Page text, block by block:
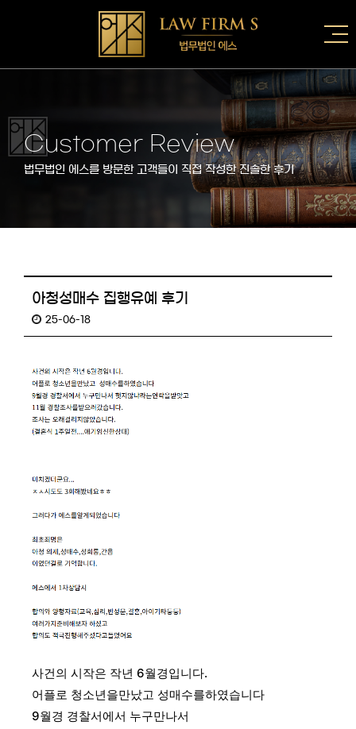
Customer Review
법무법인 에스를 방문한 고객들이 직접 작성한 진솔한 후기
아청성매수 집행유예 후기
25-06-18
사건의 시작은 작년 6월경입니다.
어플로 청소년을만났고 성매수를하였습니다
9월경 경찰서에서 누구만나서